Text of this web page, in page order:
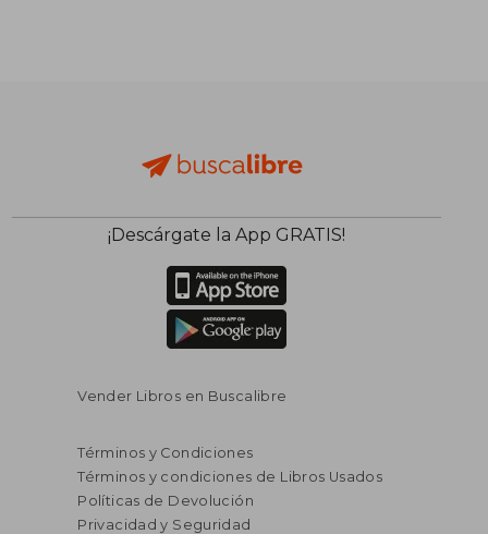
¡Descárgate la App GRATIS!
Vender Libros en Buscalibre
Términos y Condiciones
Términos y condiciones de Libros Usados
Políticas de Devolución
Privacidad y Seguridad